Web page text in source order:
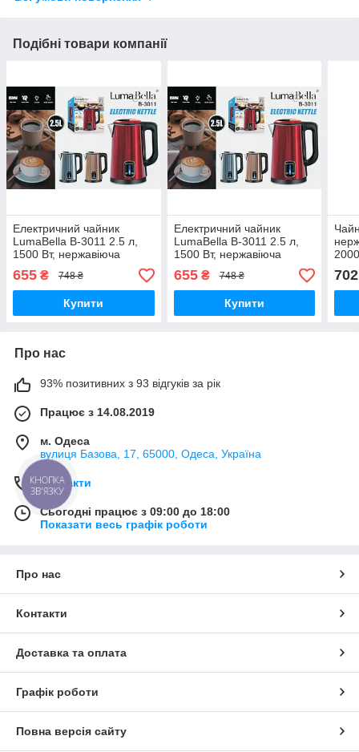
Подібні товари компанії
Електричний чайник
LumaBella B-3011 2.5 л,
1500 Вт, нержавіюча
сталь, підтримка
температури, захист від
перегріву
655 ₴ 748 ₴
Купити
Електричний чайник
LumaBella B-3011 2.5 л,
1500 Вт, нержавіюча
сталь, підтримка
температури, захист від
перегріву
655₴ 748 ₴
Купити
702
Про нас
93% позитивних з 93 відгуків за рік
Працює з 14.08.2019
м. Одеса
вулиця Базова, 17, 65000, Одеса, Україна
Контакти
Сьогодні працює з 09:00 до 18:00
Показати весь графік роботи
Про нас
Контакти
Доставка та оплата
Графік роботи
Повна версія сайту
КНОПКА
ЗВ'ЯЗКУ